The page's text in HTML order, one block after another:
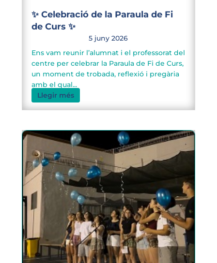
✨ Celebració de la Paraula de Fi
de Curs ✨
5 juny 2026
Ens vam reunir l’alumnat i el professorat del
centre per celebrar la Paraula de Fi de Curs,
un moment de trobada, reflexió i pregària
amb el qual...
Llegir més